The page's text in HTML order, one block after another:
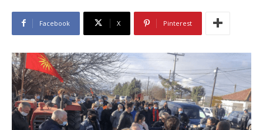
Facebook X Pinterest